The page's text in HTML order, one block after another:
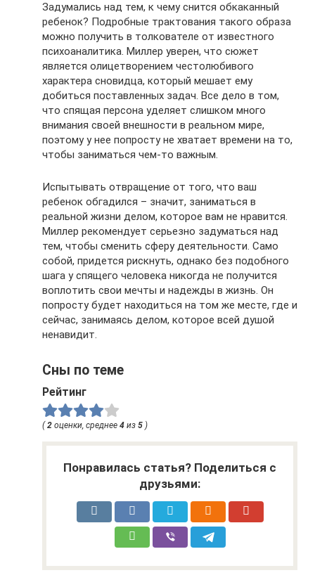
Задумались над тем, к чему снится обкаканный
ребенок? Подробные трактования такого образа
можно получить в толкователе от известного
психоаналитика. Миллер уверен, что сюжет
является олицетворением честолюбивого
характера сновидца, который мешает ему
добиться поставленных задач. Все дело в том,
что спящая персона уделяет слишком много
внимания своей внешности в реальном мире,
поэтому у нее попросту не хватает времени на то,
чтобы заниматься чем-то важным.
Испытывать отвращение от того, что ваш
ребенок обгадился – значит, заниматься в
реальной жизни делом, которое вам не нравится.
Миллер рекомендует серьезно задуматься над
тем, чтобы сменить сферу деятельности. Само
собой, придется рискнуть, однако без подобного
шага у спящего человека никогда не получится
воплотить свои мечты и надежды в жизнь. Он
попросту будет находиться на том же месте, где и
сейчас, занимаясь делом, которое всей душой
ненавидит.
Сны по теме
Рейтинг
(2 оценки, среднее 4 из 5 )
Понравилась статья? Поделиться с
друзьями: